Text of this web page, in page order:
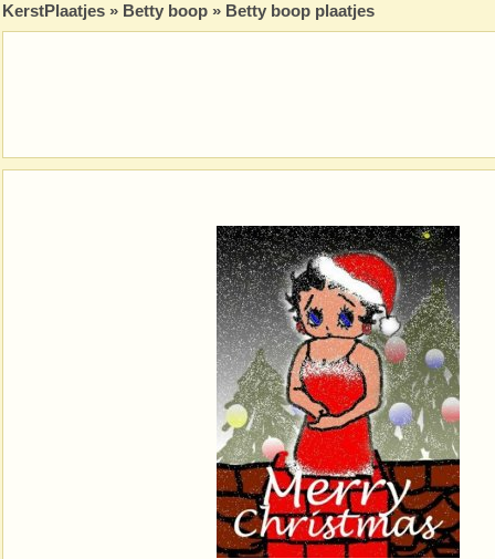
KerstPlaatjes » Betty boop » Betty boop plaatjes